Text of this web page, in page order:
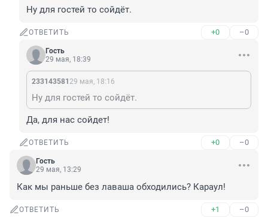
Ну для гостей то сойдёт.
ОТВЕТИТЬ +0 –0
Гость
29 мая, 18:39
233143581 29 мая, 18:16
Ну для гостей то сойдёт.
Да, для нас сойдет!
ОТВЕТИТЬ +0 –0
Гость
29 мая, 13:29
Как мы раньше без лаваша обходились? Караул!
ОТВЕТИТЬ +1 –0